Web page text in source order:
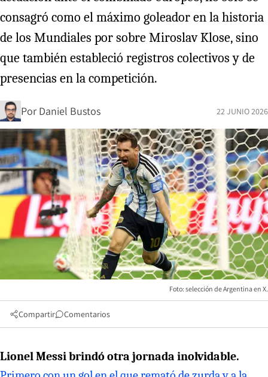
consagró como el máximo goleador en la historia
de los Mundiales por sobre Miroslav Klose, sino
que también estableció registros colectivos y de
presencias en la competición.
Por Daniel Bustos 22 JUNIO 2026
Foto: selección de Argentina en X.
Compartir Comentarios
Lionel Messi brindó otra jornada inolvidable.